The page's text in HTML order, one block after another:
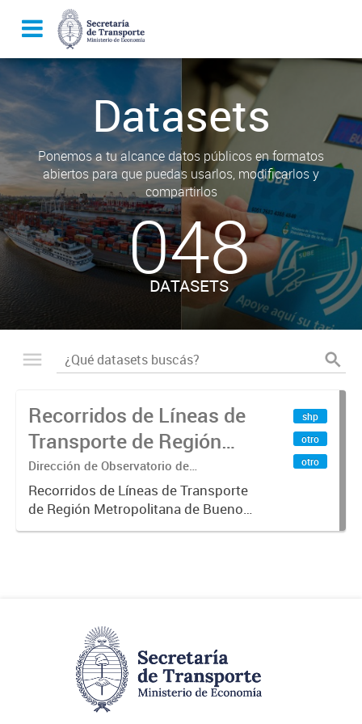
Datasets
Ponemos a tu alcance datos públicos en formatos
abiertos para que puedas usarlos, modificarlos y
compartirlos
048
DATASETS
Recorridos de Líneas de
Transporte de Región
Metropolitana de
Buenos Aires (RMBA)
Dirección de Observatorio de
Transporte, Estudio y Sistemas
Recorridos de Líneas de Transporte
de Región Metropolitana de Buenos
Aires (RMBA).-
shp
otro
otro